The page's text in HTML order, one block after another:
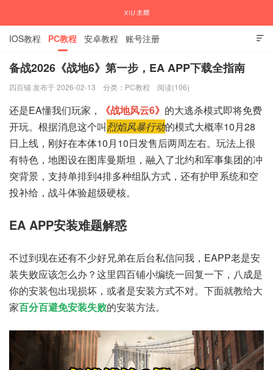

IOS教程 PC教程 安卓教程 账号注册
备战2026《战地6》第一步，EA APP下载全指南
四百铺 发布于 2026-02-13 分类： PC教程 阅读(106)
还是EA懂我们玩家， 《战地风云6》 的大逃杀模式即将免费
开玩。根据消息这个叫烈焰风暴行动的模式大概率10月28
日上线，刚好在本体10月10日发售后两周左右。玩法上很
有特色，地图设在图库曼斯坦，融入了北约和军事集团的冲
突背景，支持单排到4排多种组队方式，还有护甲系统和空
投补给，战斗体验超级硬核。
EA APP安装难题解惑
不过到现在还有不少好兄弟在后台私信问我，EAPP老是安
装失败应该怎么办？这里四百铺小编统一回复一下，八成是
你的安装包出现损坏，或者是安装方式不对。下面就教给大
家百分百避免安装失败的安装方法。